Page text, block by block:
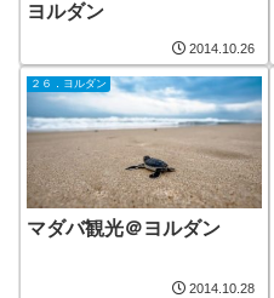
ヨルダン
2014.10.26
２６．ヨルダン
マダバ観光＠ヨルダン
2014.10.28